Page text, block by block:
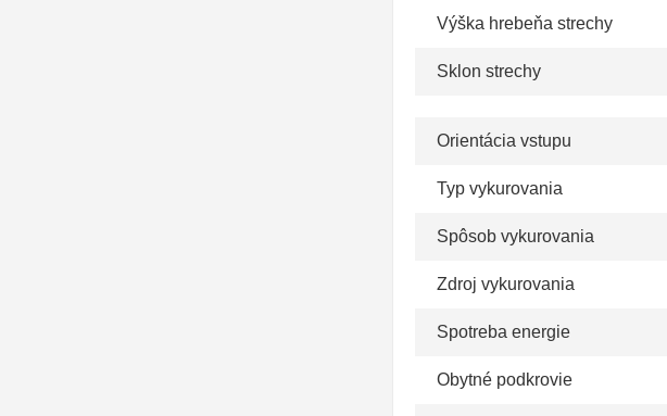
Výška hrebeňa strechy
Sklon strechy
Orientácia vstupu
Typ vykurovania
Spôsob vykurovania
Zdroj vykurovania
Spotreba energie
Obytné podkrovie